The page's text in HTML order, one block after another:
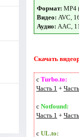
Формат: MP4
Видео: AVC,
Аудио: AAC,
Скачать
с Turbo.to:
Часть 1 +
с Notfound:
Часть 1 +
с UL.to: